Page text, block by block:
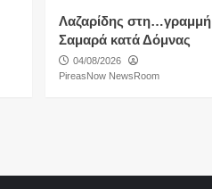
Λαζαρίδης στη…γραμμή
Σαμαρά κατά Δόμνας
04/08/2026
PireasNow NewsRoom